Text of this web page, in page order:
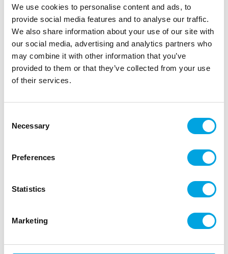
We use cookies to personalise content and ads, to
provide social media features and to analyse our traffic.
We also share information about your use of our site with
our social media, advertising and analytics partners who
may combine it with other information that you’ve
provided to them or that they’ve collected from your use
of their services.
Selection
Necessary
Preferences
Statistics
Marketing
Foliopallo, Hauskaa vappua kuohuviini
SKU: 5606-FIN-1 | Brand:ILMAPALLOKESKUS |
EAN: 4061859119899
pakkauksessa yksi (1) kpl
Hinta ei sisällä heliumia.
Voit täyttää pallon myymälöissämme, täytön hintaan
kuuluu normaali pallopaino. Täytön hinta vaihtelee